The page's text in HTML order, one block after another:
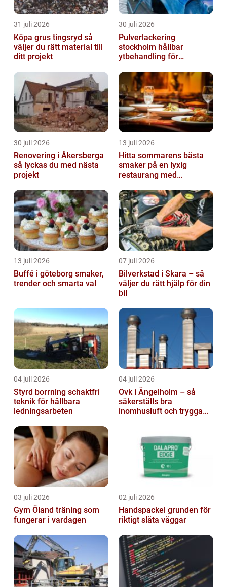
31 juli 2026
Köpa grus tingsryd så
väljer du rätt material till
ditt projekt
30 juli 2026
Pulverlackering
stockholm hållbar
ytbehandling för
30 juli 2026
Renovering i Åkersberga
så lyckas du med nästa
projekt
13 juli 2026
Hitta sommarens bästa
smaker på en lyxig
restaurang med
Östermalm
13 juli 2026
Buffé i göteborg smaker,
trender och smarta val
07 juli 2026
Bilverkstad i Skara – så
väljer du rätt hjälp för din
bil
04 juli 2026
Styrd borrning schaktfri
teknik för hållbara
ledningsarbeten
04 juli 2026
Ovk i Ängelholm – så
säkerställs bra
inomhusluft och trygga
03 juli 2026
Gym Öland träning som
fungerar i vardagen
02 juli 2026
Handspackel grunden för
riktigt släta väggar